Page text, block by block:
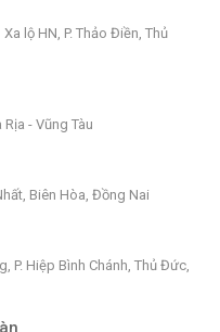
lộ HN, P. Thảo Điền, Thủ
Rịa - Vũng Tàu
Biên Hòa, Đồng Nai
P. Hiệp Bình Chánh, Thủ Đức,